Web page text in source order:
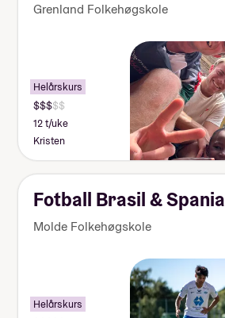
Grenland Folkehøgskole
Helårskurs
12 t/uke
Kristen
Fotball Brasil & Spania
Molde Folkehøgskole
Helårskurs